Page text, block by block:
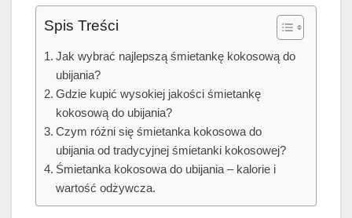
Spis Treści
Jak wybrać najlepszą śmietankę kokosową do
ubijania?
Gdzie kupić wysokiej jakości śmietankę
kokosową do ubijania?
Czym różni się śmietanka kokosowa do
ubijania od tradycyjnej śmietanki kokosowej?
Śmietanka kokosowa do ubijania – kalorie i
wartość odżywcza.